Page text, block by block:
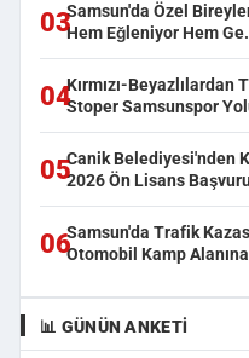
03Samsun'da Özel
Hem Eğleniyor Hem
04Kırmızı-Beyazlılardan
Stoper Samsunspor
05Canik Belediyesi'nden
2026 Ön Lisans
06Samsun'da Trafik
Otomobil Kamp
📊 GÜNÜN ANKETI